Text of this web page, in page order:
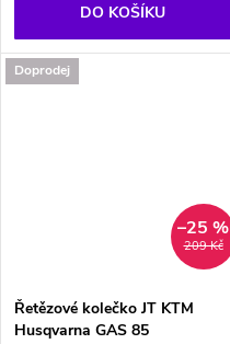
DO KOŠÍKU
Doprodej
209 Kč
–25 %
Řetězové kolečko JT KTM
Husqvarna GAS 85